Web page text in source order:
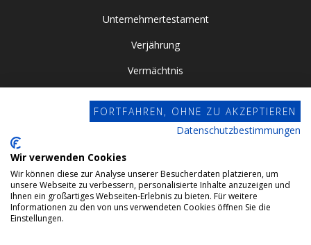
Unternehmertestament
Verjährung
Vermächtnis
Vorsorgevollmacht
Datenschutz
Impressum
FORTFAHREN, OHNE ZU AKZEPTIEREN
Datenschutzbestimmungen
Wir verwenden Cookies
Wir können diese zur Analyse unserer Besucherdaten platzieren, um
unsere Webseite zu verbessern, personalisierte Inhalte anzuzeigen und
Ihnen ein großartiges Webseiten-Erlebnis zu bieten. Für weitere
Informationen zu den von uns verwendeten Cookies öffnen Sie die
Einstellungen.